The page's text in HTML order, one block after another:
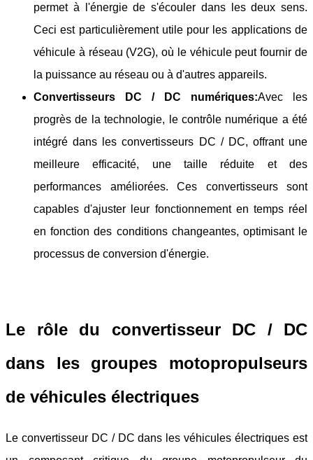
permet à l'énergie de s'écouler dans les deux sens.
Ceci est particulièrement utile pour les applications de
véhicule à réseau (V2G), où le véhicule peut fournir de
la puissance au réseau ou à d'autres appareils.
Convertisseurs DC / DC numériques:Avec les
progrès de la technologie, le contrôle numérique a été
intégré dans les convertisseurs DC / DC, offrant une
meilleure efficacité, une taille réduite et des
performances améliorées. Ces convertisseurs sont
capables d'ajuster leur fonctionnement en temps réel
en fonction des conditions changeantes, optimisant le
processus de conversion d'énergie.
Le rôle du convertisseur DC / DC
dans les groupes motopropulseurs
de véhicules électriques
Le convertisseur DC / DC dans les véhicules électriques est